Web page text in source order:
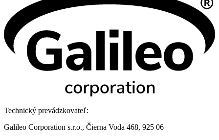
Technický prevádzkovateľ:
Galileo Corporation s.r.o., Čierna Voda 468, 925 06